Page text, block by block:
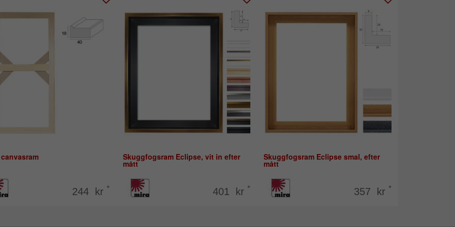
244 kr *
Skuggfogsram Eclipse, vit in efter
mått
401 kr *
Skuggfogsram Eclipse smal, efter
mått
357 kr *